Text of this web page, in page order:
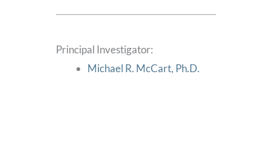
Principal Investigator:
Michael R. McCart, Ph.D.